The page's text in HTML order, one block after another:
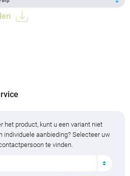
het product, kunt u een variant niet
individuele aanbieding? Selecteer uw
te vinden.